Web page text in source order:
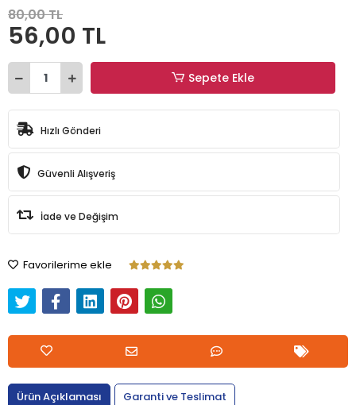
80,00 TL
56,00 TL
Sepete Ekle
Hızlı Gönderi
Güvenli Alışveriş
İade ve Değişim
Favorilerime ekle
Ürün Açıklaması
Garanti ve Teslimat